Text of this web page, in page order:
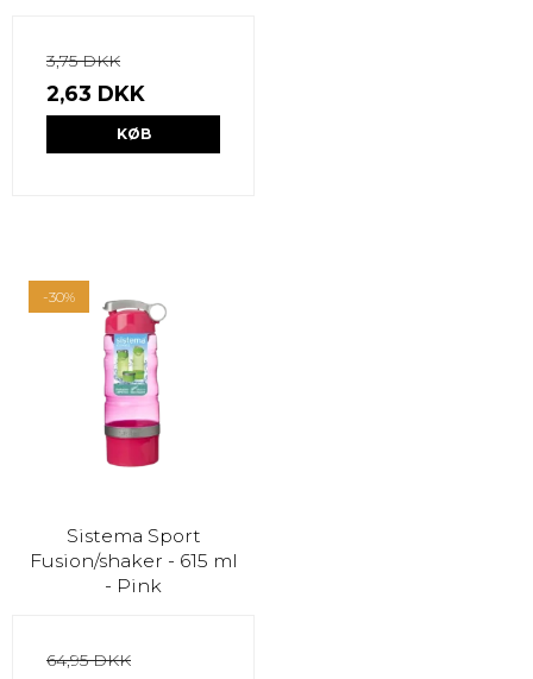
3,75 DKK
2,63 DKK
KØB
-30%
Sistema Sport
Fusion/shaker - 615 ml
- Pink
64,95 DKK